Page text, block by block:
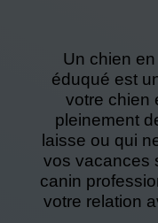
Un chien
éduqué est
votre chien
pleinement
laisse ou qui
vos vacances
canin
votre relation